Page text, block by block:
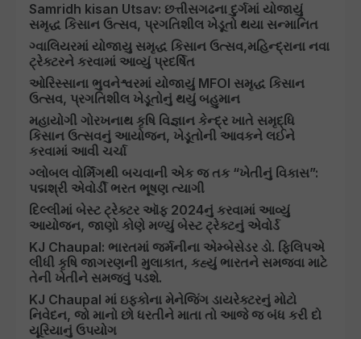
Samridh kisan Utsav: છત્તીસગઢના દુર્ગમાં યોજાયું
સમૃદ્ધ કિસાન ઉત્સવ, પ્રગતિશીલ ખેડૂતો થયા સન્માનિત
ગ્વાલિયરમાં યોજાયુ સમૃદ્ધ કિસાન ઉત્સવ,મહિન્દ્રાના નવા
ટ્રેક્ટરને કરવામાં આવ્યું પ્રદર્ષિત
ઓરિસ્સાના ભુવનેશ્વરમાં યોજાયું MFOI સમૃદ્ધ કિસાન
ઉત્સવ, પ્રગતિશીલ ખેડૂતોનું થયું બહુમાન
મહાયોગી ગોરખનાથ કૃષિ વિજ્ઞાન કેન્દ્ર ખાતે સમૃદ્ધિ
કિસાન ઉત્સવનું આયોજન, ખેડૂતોની આવકને લઈને
કરવામાં આવી ચર્ચા
ગ્લોબલ વોર્મિંગથી બચવાની એક જ તક “ખેતીનું વિકાસ”:
પદ્મશ્રી એવોર્ડી ભરત ભૂષણ ત્યાગી
દિલ્લીમાં બેસ્ટ ટ્રેક્ટર ઑફ 2024નું કરવામાં આવ્યું
આયોજન, જાણો કોણે મળ્યું બેસ્ટ ટ્રેક્ટનું એવોર્ડ
KJ Chaupal: ભારતમાં જર્મનીના એમ્બેસેડર ડો. ફિલિપએ
લીધી કૃષિ જાગરણની મુલાકાત, કહ્યું ભારતને સમજવા માટે
તેની ખેતીને સમજવું પડશે.
KJ Chaupal માં ઇફકોના મેનેજિંગ ડાયરેક્ટરનું મોટો
નિવેદન, જો માનો છો ધરતીને માતા તો આજે જ બંધ કરી દો
યૂરિયાનું ઉપયોગ